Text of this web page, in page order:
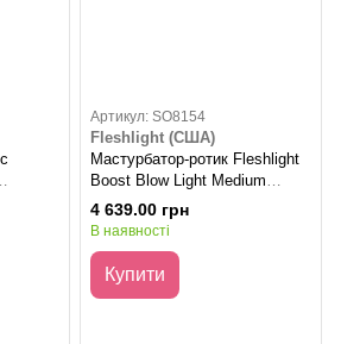
Артикул: SO8154
Fleshlight (США)
Мастурбатор-ротик Fleshlight
Boost Blow Light Medium
Flesh, плаваючі кільця Turbo
Tech
4 639.00 грн
В наявності
Купити